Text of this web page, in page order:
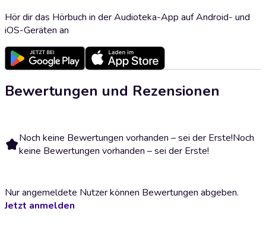
Hör dir das Hörbuch in der Audioteka-App auf Android- und
iOS-Geräten an
Bewertungen und Rezensionen
Noch keine Bewertungen vorhanden – sei der Erste!Noch
keine Bewertungen vorhanden – sei der Erste!
Nur angemeldete Nutzer können Bewertungen abgeben.
Jetzt anmelden